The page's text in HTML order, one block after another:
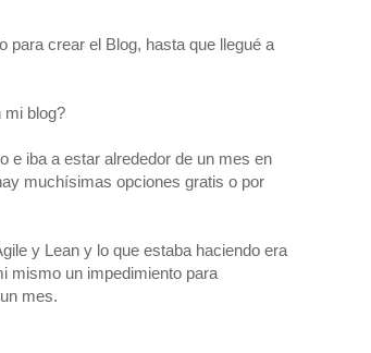
para crear el Blog, hasta que llegué a
mi blog?
e iba a estar alrededor de un mes en
muchísimas opciones gratis o por
y Lean y lo que estaba haciendo era
mismo un impedimiento para
mes.